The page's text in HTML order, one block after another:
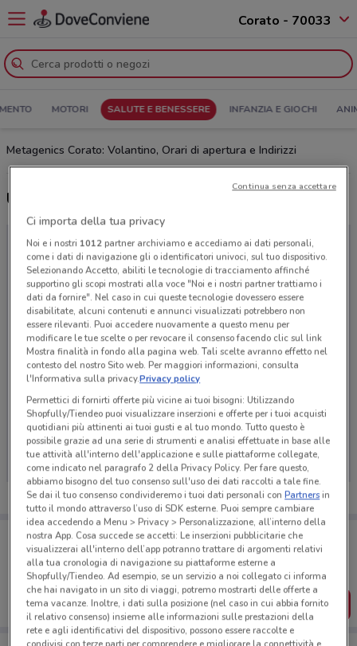
Corato - 70033
MOTORI SALUTE E BENESSERE INFANZIA E GIOCHI
Metagenics Corato: Volantino, Orari di apertura e Indirizzi
Ultime offerte del volantino Metagenics
Ci dispiace, al momento non abbiamo pubblicato
volantini nella tua zona. Riprova più tardi.
Porta DoveConviene sempre con te!
Puoi trovare le migliori offerte dei negozi vicino a te,
salvarle e creare la tua lista del risparmio, comodamente
dal tuo cellulare.
SCARICA L’APP
Ci importa della tua privacy
Noi e i nostri 1012partner archiviamo e accediamo ai dati personali,
come i dati di navigazione gli o identificatori univoci, sul tuo dispositivo.
Selezionando Accetto, abiliti le tecnologie di tracciamento affinché
supportino gli scopi mostrati alla voce "Noi e i nostri partner trattiamo i
dati da fornire". Nel caso in cui queste tecnologie dovessero essere
disabilitate, alcuni contenuti e annunci visualizzati potrebbero non
essere rilevanti. Puoi accedere nuovamente a questo menu per
modificare le tue scelte o per revocare il consenso facendo clic sul link
Mostra finalità in fondo alla pagina web. Tali scelte avranno effetto nel
contesto del nostro Sito web. Per maggiori informazioni, consulta
l'Informativa sulla privacy.Privacy policy
Permettici di fornirti offerte più vicine ai tuoi bisogni: Utilizzando
Shopfully/Tiendeo puoi visualizzare inserzioni e offerte per i tuoi acquisti
quotidiani più attinenti ai tuoi gusti e al tuo mondo. Tutto questo è
possibile grazie ad una serie di strumenti e analisi effettuate in base alle
tue attività all'interno dell'applicazione e sulle piattaforme collegate,
come indicato nel paragrafo 2 della Privacy Policy. Per fare questo,
abbiamo bisogno del tuo consenso sull'uso dei dati raccolti a tale fine.
Se dai il tuo consenso condivideremo i tuoi dati personali conPartnersin
tutto il mondo attraverso l’uso di SDK esterne. Puoi sempre cambiare
idea accedendo a Menu > Privacy > Personalizzazione, all’interno della
nostra App. Cosa succede se accetti: Le inserzioni pubblicitarie che
visualizzerai all'interno dell’app potranno trattare di argomenti relativi
alla tua cronologia di navigazione su piattaforme esterne a
Shopfully/Tiendeo. Ad esempio, se un servizio a noi collegato ci informa
che hai navigato in un sito di viaggi, potremo mostrarti delle offerte a
tema vacanze. Inoltre, i dati sulla posizione (nel caso in cui abbia fornito
il relativo consenso) insieme alle informazioni sulle prestazioni della
rete e agli identificativi del dispositivo, possono essere raccolte e
Continua senza accettare